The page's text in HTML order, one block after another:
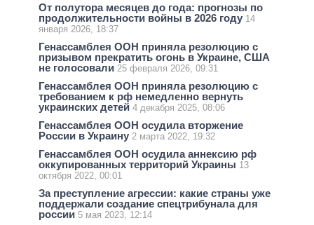
От полутора месяцев до года: прогнозы по
продолжительности войны в 2026 году 14
января 2026, 18:37
Генассамблея ООН приняла резолюцию с
призывом прекратить огонь в Украине, США
не голосовали 25 февраля 2026, 09:31
Генассамблея ООН приняла резолюцию с
требованием к рф немедленно вернуть
украинских детей 4 декабря 2025, 08:06
Генассамблея ООН осудила вторжение
России в Украину 2 марта 2022, 19:32
Генассамблея ООН осудила аннексию рф
оккупированных территорий Украины 13
октября 2022, 00:01
За преступление агрессии: какие страны уже
поддержали создание спецтрибунала для
россии 5 мая 2023, 12:14